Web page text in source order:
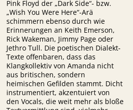
Pink Floyd der „Dark Side“- bzw.
„Wish You Were Here“-Arä
schimmern ebenso durch wie
Erinnerungen an Keith Emerson,
Rick Wakeman, Jimmy Page oder
Jethro Tull. Die poetischen Dialekt-
Texte offenbaren, dass das
Klangkollektiv von Amanda nicht
aus britischen, sondern
heimischen Gefilden stammt. Dicht
instrumentiert, akzentuiert von
den Vocals, die weit mehr als bloße